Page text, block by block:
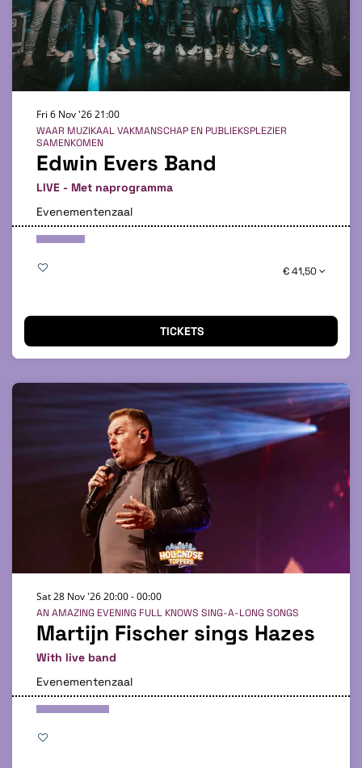
Edwin Evers Band
LIVE - Met naprogramma
WAAR MUZIKAAL VAKMANSCHAP EN PUBLIEKSPLEZIER
SAMENKOMEN
Fri 6 Nov '2621:00
Evenementenzaal
€ 41,50
TICKETS
Martijn Fischer sings Hazes
With live band
AN AMAZING EVENING FULL KNOWS SING-A-LONG SONGS
Sat 28 Nov '2620:00 - 00:00
Evenementenzaal